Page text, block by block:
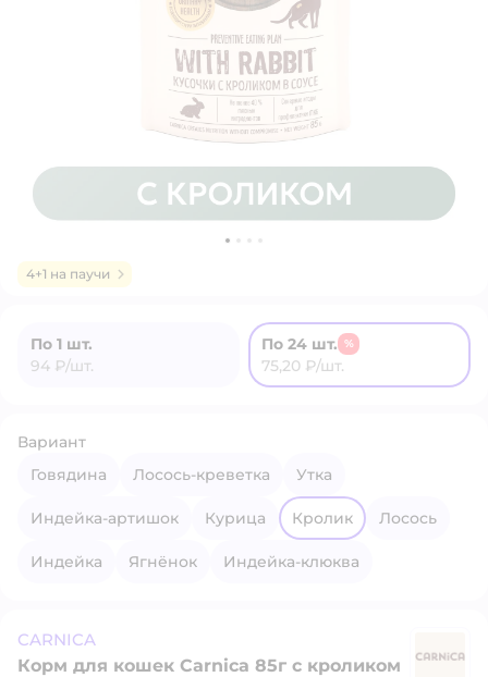
4+1 на паучи
По 1 шт.
94 ₽/шт.
По 24 шт. %
75,20 ₽/шт.
Вариант
Говядина
Лосось-креветка Утка
Индейка-артишок Курица Кролик Лосось
Индейка Ягнёнок Индейка-клюква
CARNICA
Корм для кошек Carnica 85г с кроликом